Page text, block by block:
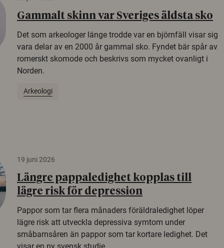
Gammalt skinn var Sveriges äldsta sko
Det som arkeologer länge trodde var en björnfäll visar sig
vara delar av en 2000 år gammal sko. Fyndet bär spår av
romerskt skomode och beskrivs som mycket ovanligt i
Norden.
Arkeologi
19 juni 2026
Längre pappaledighet kopplas till
lägre risk för depression
Pappor som tar flera månaders föräldraledighet löper
lägre risk att utveckla depressiva symtom under
småbarnsåren än pappor som tar kortare ledighet. Det